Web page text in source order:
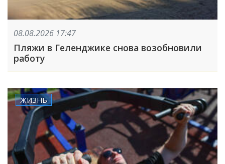
08.08.2026 17:47
Пляжи в Геленджике снова возобновили
работу
ЖИЗНЬ